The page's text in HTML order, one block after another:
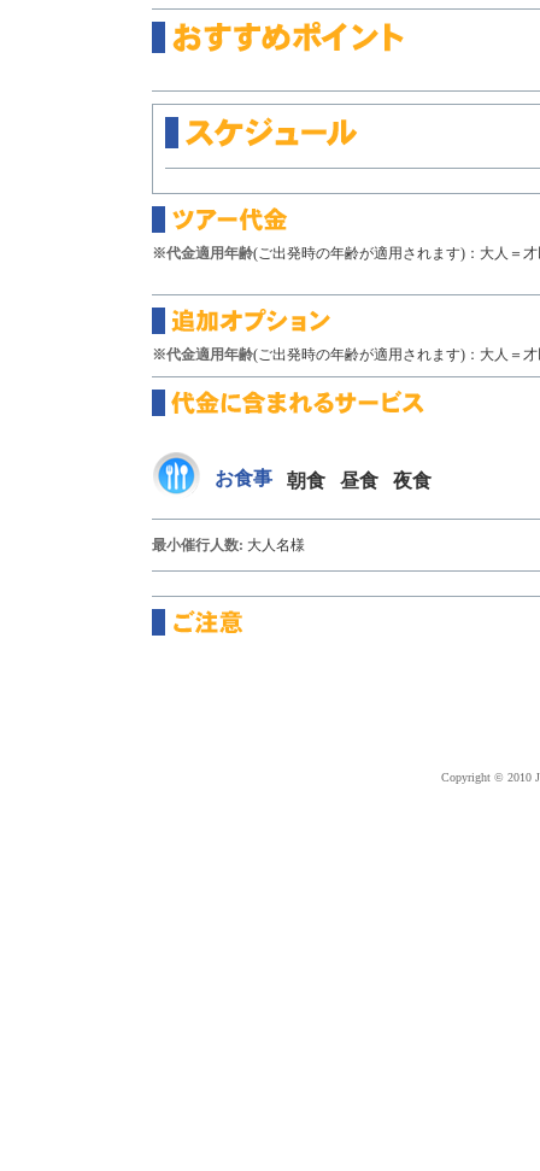
※代金適用年齢(ご出発時の年齢が適用されます)：大人＝
※代金適用年齢(ご出発時の年齢が適用されます)：大人＝
お食事 朝食 昼食 夜食
最小催行人数: 大人名様
Copyright © 2010